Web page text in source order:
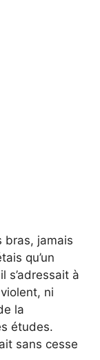
bras, jamais
qu’un
s’adressait à
ni
la
études.
sans cesse